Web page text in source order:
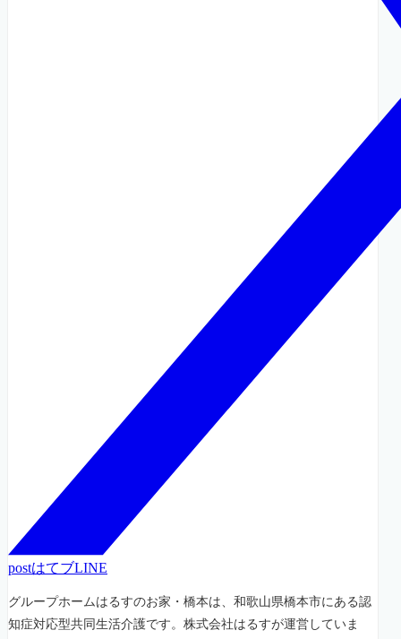
postはてブLINE
グループホームはるすのお家・橋本は、和歌山県橋本市にある認
知症対応型共同生活介護です。株式会社はるすが運営していま